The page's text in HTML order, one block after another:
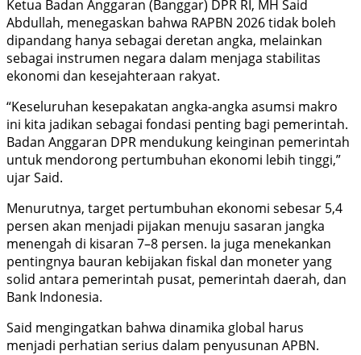
Ketua Badan Anggaran (Banggar) DPR RI, MH Said
Abdullah, menegaskan bahwa RAPBN 2026 tidak boleh
dipandang hanya sebagai deretan angka, melainkan
sebagai instrumen negara dalam menjaga stabilitas
ekonomi dan kesejahteraan rakyat.
“Keseluruhan kesepakatan angka-angka asumsi makro
ini kita jadikan sebagai fondasi penting bagi pemerintah.
Badan Anggaran DPR mendukung keinginan pemerintah
untuk mendorong pertumbuhan ekonomi lebih tinggi,”
ujar Said.
Menurutnya, target pertumbuhan ekonomi sebesar 5,4
persen akan menjadi pijakan menuju sasaran jangka
menengah di kisaran 7–8 persen. Ia juga menekankan
pentingnya bauran kebijakan fiskal dan moneter yang
solid antara pemerintah pusat, pemerintah daerah, dan
Bank Indonesia.
Said mengingatkan bahwa dinamika global harus
menjadi perhatian serius dalam penyusunan APBN.